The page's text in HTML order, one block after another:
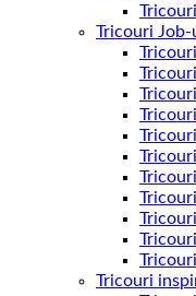
Tricouri Job-
Tricouri